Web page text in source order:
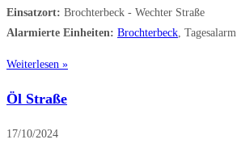
Einsatzort: Brochterbeck - Wechter Straße
Alarmierte Einheiten: Brochterbeck, Tagesalarm
Weiterlesen »
Öl Straße
17/10/2024